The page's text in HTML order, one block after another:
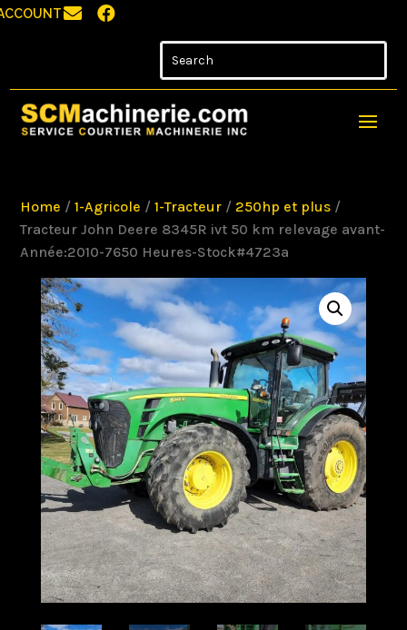
 
Home /1-Agricole /1-Tracteur / 250hp et plus /
Tracteur John Deere 8345R ivt 50 km relevage avant-
Année:2010-7650 Heures-Stock#4723a